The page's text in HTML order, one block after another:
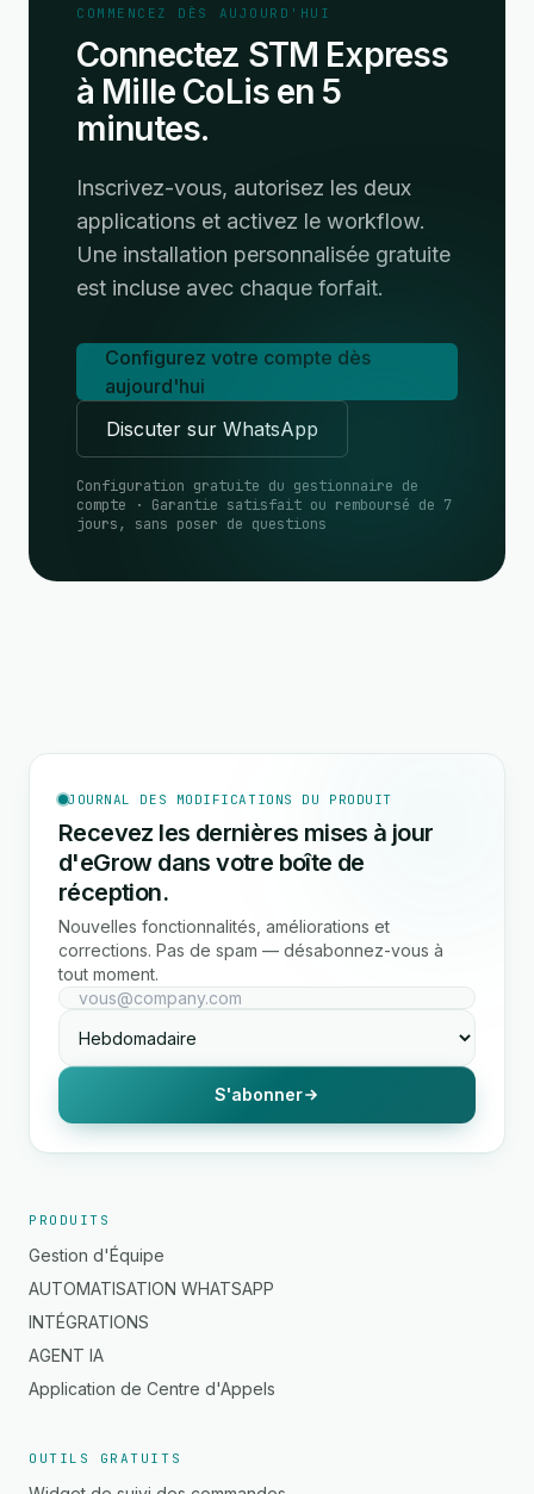
COMMENCEZ DÈS AUJOURD'HUI
Connectez STM Express
à Mille CoLis en 5
minutes.
Inscrivez-vous, autorisez les deux
applications et activez le workflow.
Une installation personnalisée gratuite
est incluse avec chaque forfait.
Configurez votre compte dès
aujourd'hui
Discuter sur WhatsApp
Configuration gratuite du gestionnaire de
compte · Garantie satisfait ou remboursé de 7
jours, sans poser de questions
JOURNAL DES MODIFICATIONS DU PRODUIT
Recevez les dernières mises à jour
d'eGrow dans votre boîte de
réception.
Nouvelles fonctionnalités, améliorations et
corrections. Pas de spam — désabonnez-vous à
tout moment.
S'abonner
PRODUITS
Gestion d'Équipe
AUTOMATISATION WHATSAPP
INTÉGRATIONS
AGENT IA
Application de Centre d'Appels
OUTILS GRATUITS